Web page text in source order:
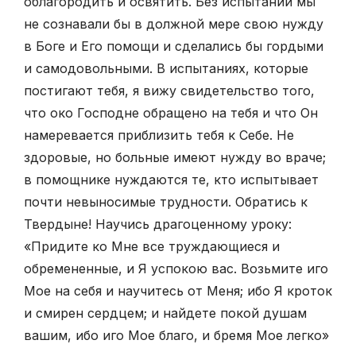
не сознавали бы в должной мере свою нужду
в Боге и Его помощи и сделались бы гордыми
и самодовольными. В испытаниях, которые
постигают тебя, я вижу свидетельство того,
что око Господне обращено на тебя и что Он
намеревается приблизить тебя к Себе. Не
здоровые, но больные имеют нужду во враче;
в помощнике нуждаются те, кто испытывает
почти невыносимые трудности. Обратись к
Твердыне! Научись драгоценному уроку:
«Придите ко Мне все труждающиеся и
обремененные, и Я успокою вас. Возьмите иго
Мое на себя и научитесь от Меня; ибо Я кроток
и смирен сердцем; и найдете покой душам
вашим, ибо иго Мое благо, и бремя Мое легко»